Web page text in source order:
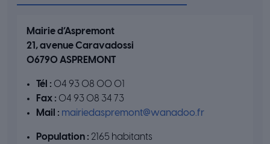
Mairie d’Aspremont
21, avenue Caravadossi
06790 ASPREMONT
Tél : 04 93 08 00 01
Fax : 04 93 08 34 73
Mail : mairiedaspremont@wanadoo.fr
Population : 2165 habitants